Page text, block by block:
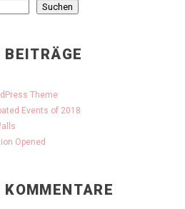
Suchen
BEITRÄGE
Theme
Events of 2018
Opened
KOMMENTARE